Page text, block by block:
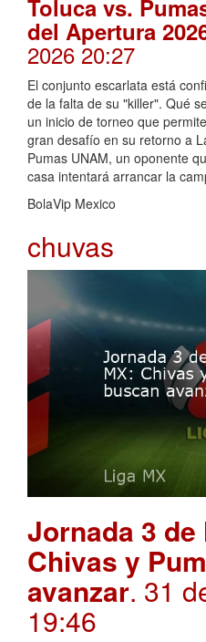
Toluca vs.
del Apertura
2026 20:27
El conjunto escarlata está
de la falta de su "killer". Qué
un inicio de torneo que
gran desafío en su retorno a
Pumas UNAM, un oponente
casa intentará arrancar la
BolaVip Mexico
chuvas
Jornada 3 de
Chivas y
avanzar. 31
19:46